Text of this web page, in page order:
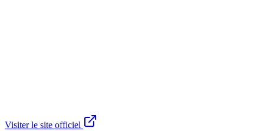
Visiter le site officiel